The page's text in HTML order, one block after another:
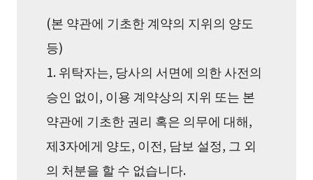
(본 약관에 기초한 계약의 지위의 양도
등)
1. 위탁자는, 당사의 서면에 의한 사전의
승인 없이, 이용 계약상의 지위 또는 본
약관에 기초한 권리 혹은 의무에 대해,
제3자에게 양도, 이전, 담보 설정, 그 외
의 처분을 할 수 없습니다.